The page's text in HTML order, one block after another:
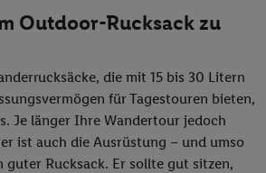
Outdoor-Rucksack zu
die mit 15 bis 30 Litern
für Tagestouren bieten,
Je länger Ihre Wandertour jedoch
ist auch die Ausrüstung – und umso
Rucksack. Er sollte gut sitzen,